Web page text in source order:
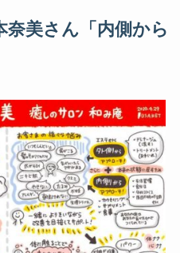
美さん「内側から